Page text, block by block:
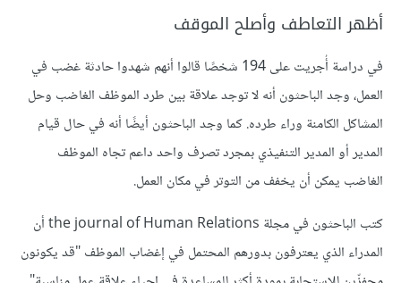
أظهر التعاطف وأصلح الموقف
في دراسة أُجريت على 194 شخصًا قالوا أنهم شهدوا حادثة غضب في
العمل، وجد الباحثون أنه لا توجد علاقة بين طرد الموظف الغاضب وحل
المشاكل الكامنة وراء طرده. كما وجد الباحثون أيضًا أنه في حال قيام
المدير أو المدير التنفيذي بمجرد تصرف واحد داعم تجاه الموظف
الغاضب يمكن أن يخفف من التوتر في مكان العمل.
كتب الباحثون في مجلة the journal of Human Relations أن
المدراء الذي يعترفون بدورهم المحتمل في إغضاب الموظف "قد يكونون